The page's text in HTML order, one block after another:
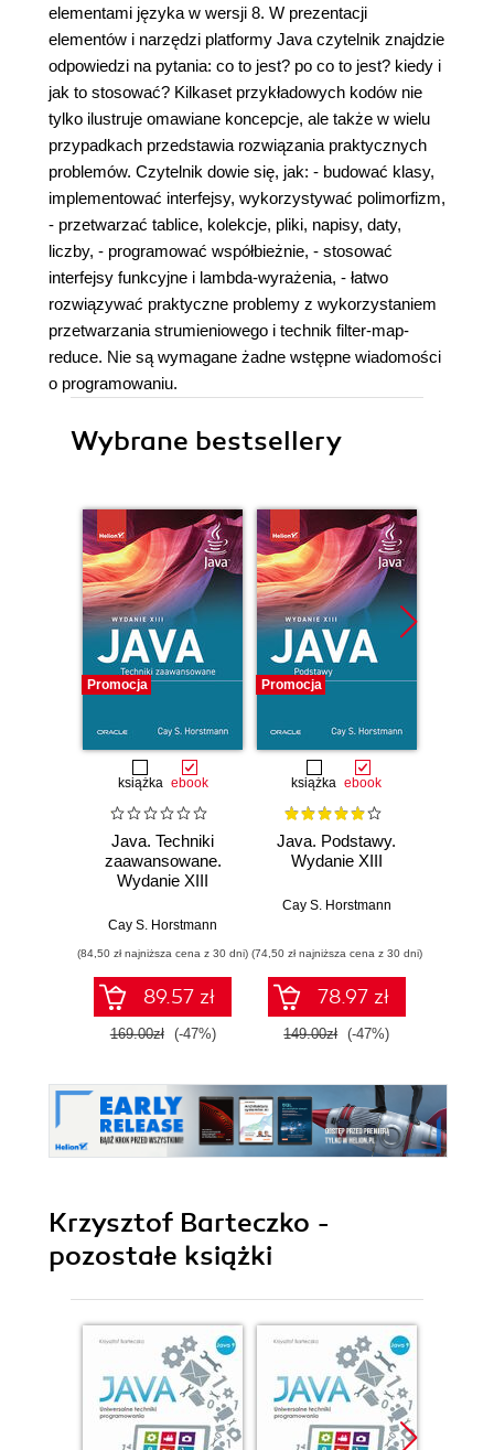
elementami języka w wersji 8. W prezentacji
elementów i narzędzi platformy Java czytelnik znajdzie
odpowiedzi na pytania: co to jest? po co to jest? kiedy i
jak to stosować? Kilkaset przykładowych kodów nie
tylko ilustruje omawiane koncepcje, ale także w wielu
przypadkach przedstawia rozwiązania praktycznych
problemów. Czytelnik dowie się, jak: - budować klasy,
implementować interfejsy, wykorzystywać polimorfizm,
- przetwarzać tablice, kolekcje, pliki, napisy, daty,
liczby, - programować współbieżnie, - stosować
interfejsy funkcyjne i lambda-wyrażenia, - łatwo
rozwiązywać praktyczne problemy z wykorzystaniem
przetwarzania strumieniowego i technik filter-map-
reduce. Nie są wymagane żadne wstępne wiadomości
o programowaniu.
Wybrane bestsellery
Promocja
książka ebook
Java. Techniki
zaawansowane.
Wydanie XIII
Cay S. Horstmann
(84,50 zł najniższa cena z 30 dni)
89.57 zł
169.00zł (-47%)
Promocja
książka ebook
Java. Podstawy.
Wydanie XIII
Cay S. Horstmann
(74,50 zł najniższa cena z 30 dni)
78.97 zł
149.00zł (-47%)
Krzysztof Barteczko -
pozostałe książki